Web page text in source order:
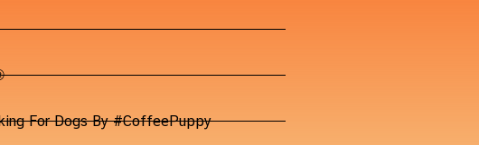
For Dogs By #CoffeePuppy